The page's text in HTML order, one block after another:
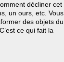
décliner cet
un ours, etc. Vous
des objets du
ce qui fait la